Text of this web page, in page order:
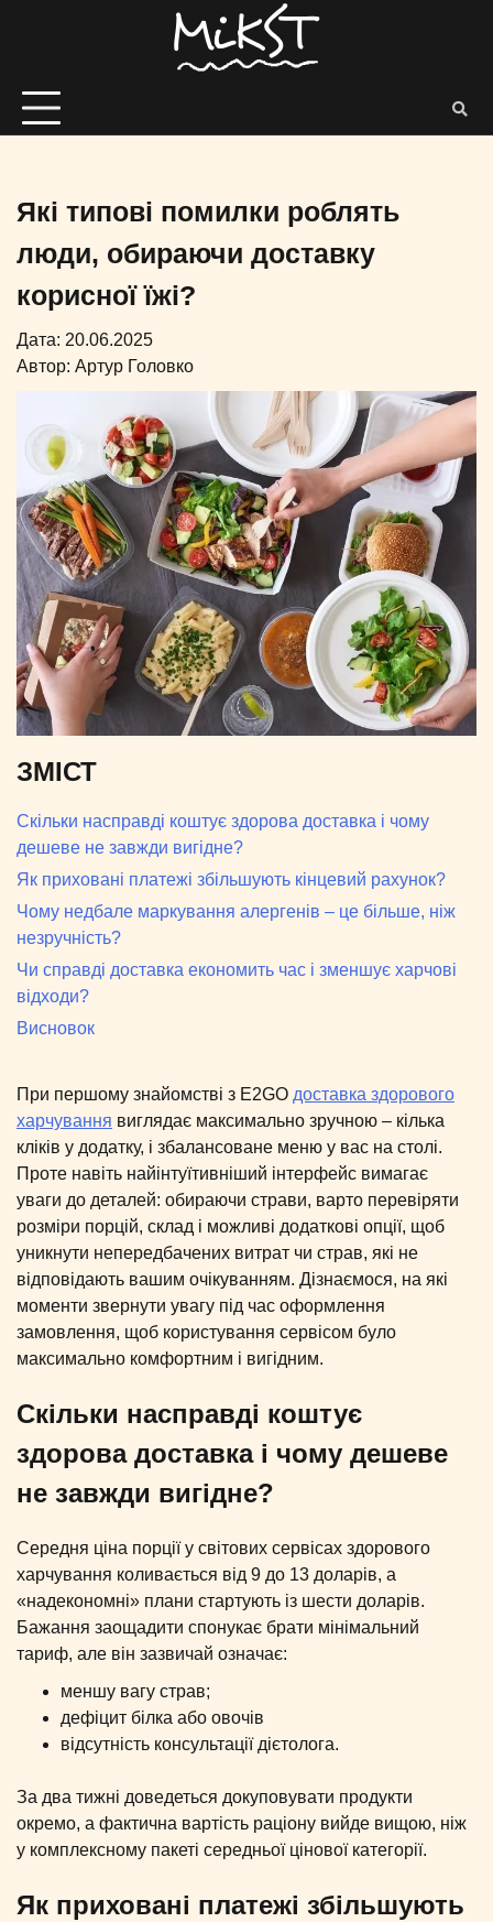
Які типові помилки роблять
люди, обираючи доставку
корисної їжі?
Дата: 20.06.2025
Автор: Артур Головко
ЗМІСТ
Скільки насправді коштує здорова доставка і чому
дешеве не завжди вигідне?
Як приховані платежі збільшують кінцевий рахунок?
Чому недбале маркування алергенів – це більше, ніж
незручність?
Чи справді доставка економить час і зменшує харчові
відходи?
Висновок
При першому знайомстві з E2GO доставка здорового
харчування виглядає максимально зручною – кілька
кліків у додатку, і збалансоване меню у вас на столі.
Проте навіть найінтуїтивніший інтерфейс вимагає
уваги до деталей: обираючи страви, варто перевіряти
розміри порцій, склад і можливі додаткові опції, щоб
уникнути непередбачених витрат чи страв, які не
відповідають вашим очікуванням. Дізнаємося, на які
моменти звернути увагу під час оформлення
замовлення, щоб користування сервісом було
максимально комфортним і вигідним.
Скільки насправді коштує
здорова доставка і чому дешеве
не завжди вигідне?
Середня ціна порції у світових сервісах здорового
харчування коливається від 9 до 13 доларів, а
«надекономні» плани стартують із шести доларів.
Бажання заощадити спонукає брати мінімальний
тариф, але він зазвичай означає:
меншу вагу страв;
дефіцит білка або овочів
відсутність консультації дієтолога.
За два тижні доведеться докуповувати продукти
окремо, а фактична вартість раціону вийде вищою, ніж
у комплексному пакеті середньої цінової категорії.
Як приховані платежі збільшують